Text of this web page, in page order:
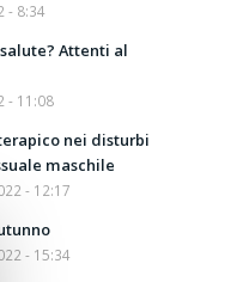
- 8:34
Attenti al
- 11:08
nei disturbi
maschile
- 12:17
- 15:34